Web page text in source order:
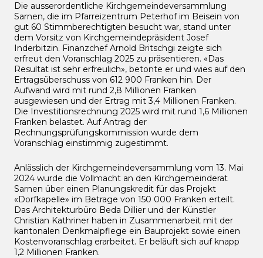
Die ausserordentliche Kirchgemeindeversammlung
Sarnen, die im Pfarreizentrum Peterhof im Beisein von
gut 60 Stimmberechtigten besucht war, stand unter
dem Vorsitz von Kirchgemeindepräsident Josef
Inderbitzin. Finanzchef Arnold Britschgi zeigte sich
erfreut den Voranschlag 2025 zu präsentieren. «Das
Resultat ist sehr erfreulich», betonte er und wies auf den
Ertragsüberschuss von 612 900 Franken hin. Der
Aufwand wird mit rund 2,8 Millionen Franken
ausgewiesen und der Ertrag mit 3,4 Millionen Franken.
Die Investitionsrechnung 2025 wird mit rund 1,6 Millionen
Franken belastet. Auf Antrag der
Rechnungsprüfungskommission wurde dem
Voranschlag einstimmig zugestimmt.
Anlässlich der Kirchgemeindeversammlung vom 13. Mai
2024 wurde die Vollmacht an den Kirchgemeinderat
Sarnen über einen Planungskredit für das Projekt
«Dorfkapelle» im Betrage von 150 000 Franken erteilt.
Das Architekturbüro Beda Dillier und der Künstler
Christian Kathriner haben in Zusammenarbeit mit der
kantonalen Denkmalpflege ein Bauprojekt sowie einen
Kostenvoranschlag erarbeitet. Er beläuft sich auf knapp
1,2 Millionen Franken.